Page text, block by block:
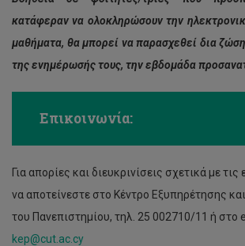
κατάφεραν να ολοκληρώσουν την
μαθήματα, θα μπορεί να παρασχεθεί δια
της ενημέρωσής τους, την εβδομάδα
Επικοινωνία:
Για απορίες και διευκρινίσεις σχετικά με
να αποτείνεστε στο Κέντρο Εξυπηρέτησης
του Πανεπιστημίου, τηλ. 25 002710/11 ή στο
kep@cut.ac.cy